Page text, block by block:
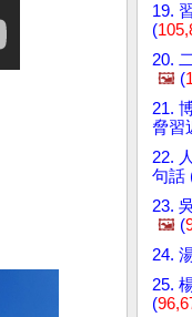
19.
(
20.
🖼️ (
21.
脅習
22.
句話
23.
🖼️ (
24.
25.
(